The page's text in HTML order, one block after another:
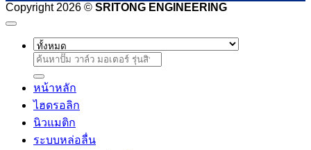
Copyright 2026 © SRITONG ENGINEERING
ค้นหา:
หน้าหลัก
ไฮดรอลิก
นิวแมติก
ระบบหล่อลื่น